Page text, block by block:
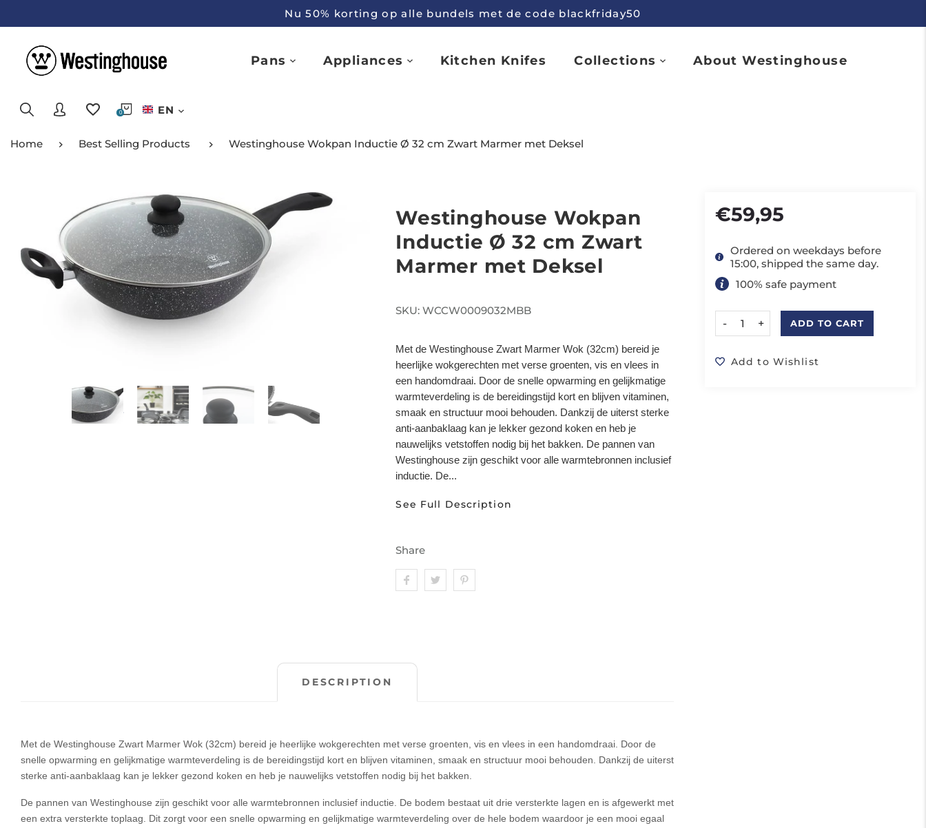
Nu 50% korting op alle bundels met de code blackfriday50
Pans Appliances Kitchen Knifes Collections About Westinghouse
0 EN
Home Best Selling Products Westinghouse Wokpan Inductie Ø 32 cm Zwart Marmer met Deksel
Westinghouse Wokpan
Inductie Ø 32 cm Zwart
Marmer met Deksel
SKU:WCCW0009032MBB
Met de Westinghouse Zwart Marmer Wok (32cm) bereid je
heerlijke wokgerechten met verse groenten, vis en vlees in
een handomdraai. Door de snelle opwarming en gelijkmatige
warmteverdeling is de bereidingstijd kort en blijven vitaminen,
smaak en structuur mooi behouden. Dankzij de uiterst sterke
anti-aanbaklaag kan je lekker gezond koken en heb je
nauwelijks vetstoffen nodig bij het bakken. De pannen van
Westinghouse zijn geschikt voor alle warmtebronnen inclusief
inductie. De...
See Full Description
Share
DESCRIPTION
Met de Westinghouse Zwart Marmer Wok (32cm) bereid je heerlijke wokgerechten met verse groenten, vis en vlees in een handomdraai. Door de
snelle opwarming en gelijkmatige warmteverdeling is de bereidingstijd kort en blijven vitaminen, smaak en structuur mooi behouden. Dankzij de uiterst
sterke anti-aanbaklaag kan je lekker gezond koken en heb je nauwelijks vetstoffen nodig bij het bakken.
De pannen van Westinghouse zijn geschikt voor alle warmtebronnen inclusief inductie. De bodem bestaat uit drie versterkte lagen en is afgewerkt met
een extra versterkte toplaag. Dit zorgt voor een snelle opwarming en gelijkmatige warmteverdeling over de hele bodem waardoor je een mooi egaal
€59,95
Ordered on weekdays before
15:00, shipped the same day.
100% safe payment
- + ADD TO CART
Add to Wishlist